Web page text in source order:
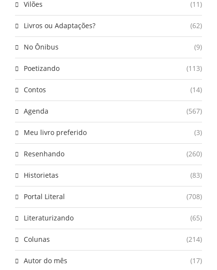
Vilões (11)
Livros ou Adaptações? (62)
No Ônibus (9)
Poetizando (113)
Contos (14)
Agenda (567)
Meu livro preferido (3)
Resenhando (260)
Historietas (83)
Portal Literal (708)
Literaturizando (65)
Colunas (214)
Autor do mês (17)